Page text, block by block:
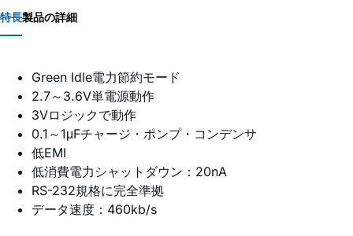
特長製品の詳細
Green Idle電力節約モード
2.7～3.6V単電源動作
3Vロジックで動作
0.1～1μFチャージ・ポンプ・コンデンサ
低EMI
低消費電力シャットダウン：20nA
RS-232規格に完全準拠
データ速度：460kb/s